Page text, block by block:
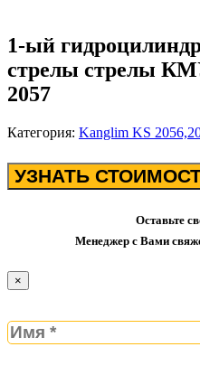
1-ый
стрелы стрелы
2057
Категория: Kanglim KS
УЗНАТЬ
Оставьте
Менеджер с Вами
×